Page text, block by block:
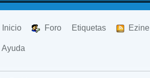
Inicio Foro Etiquetas Ezine
Ayuda